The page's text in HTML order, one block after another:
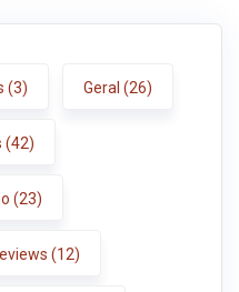
(3) Geral (26)
(42)
(23)
(12)